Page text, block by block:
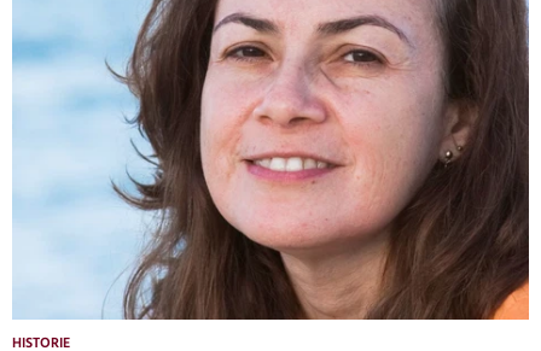
HISTORIE